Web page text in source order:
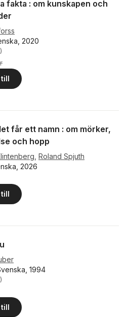
fakta : om kunskapen och
2020
Totalt antal röster:
)
till
får ett namn : om mörker,
och hopp
, Roland Spjuth
2026
till
1994
Totalt antal röster:
)
till